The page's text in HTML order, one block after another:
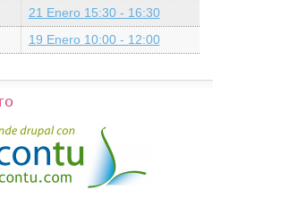
21 Enero 15:30 - 16:30
19 Enero 10:00 - 12:00